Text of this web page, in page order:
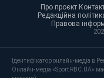
Про проєкт·
Редакційна
Правова
Ідентифікатор онлайн-медіа в
Онлайн-медіа «Sport RBC.UA»